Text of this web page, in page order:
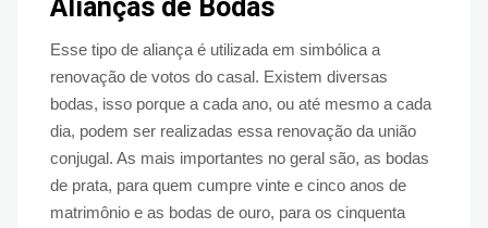
Alianças de Bodas
Esse tipo de aliança é utilizada em simbólica a
renovação de votos do casal. Existem diversas
bodas, isso porque a cada ano, ou até mesmo a cada
dia, podem ser realizadas essa renovação da união
conjugal. As mais importantes no geral são, as bodas
de prata, para quem cumpre vinte e cinco anos de
matrimônio e as bodas de ouro, para os cinquenta